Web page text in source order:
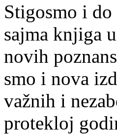
Stigosmo i
sajma knjiga
novih
smo i nova
važnih i
protekloj